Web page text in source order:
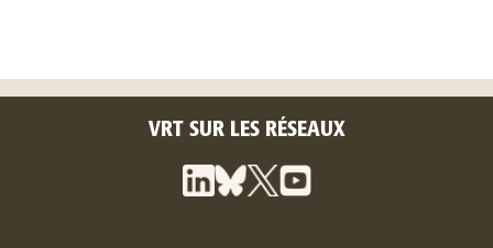
VRT SUR LES RÉSEAUX